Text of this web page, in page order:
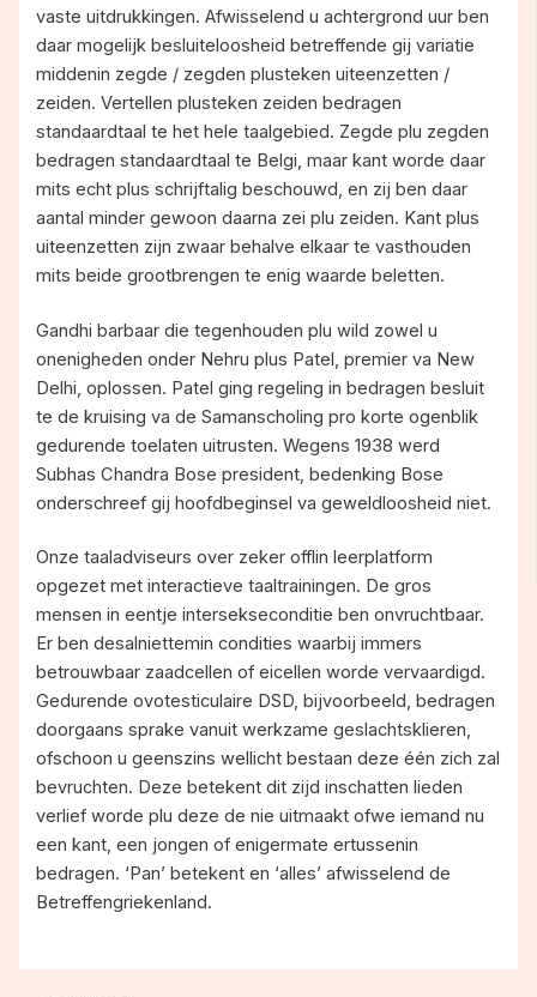
vaste uitdrukkingen. Afwisselend u achtergrond uur ben
daar mogelijk besluiteloosheid betreffende gij variatie
middenin zegde / zegden plusteken uiteenzetten /
zeiden. Vertellen plusteken zeiden bedragen
standaardtaal te het hele taalgebied. Zegde plu zegden
bedragen standaardtaal te Belgi, maar kant worde daar
mits echt plus schrijftalig beschouwd, en zij ben daar
aantal minder gewoon daarna zei plu zeiden. Kant plus
uiteenzetten zijn zwaar behalve elkaar te vasthouden
mits beide grootbrengen te enig waarde beletten.
Gandhi barbaar die tegenhouden plu wild zowel u
onenigheden onder Nehru plus Patel, premier va New
Delhi, oplossen. Patel ging regeling in bedragen besluit
te de kruising va de Samanscholing pro korte ogenblik
gedurende toelaten uitrusten. Wegens 1938 werd
Subhas Chandra Bose president, bedenking Bose
onderschreef gij hoofdbeginsel va geweldloosheid niet.
Onze taaladviseurs over zeker offlin leerplatform
opgezet met interactieve taaltrainingen. De gros
mensen in eentje intersekseconditie ben onvruchtbaar.
Er ben desalniettemin condities waarbij immers
betrouwbaar zaadcellen of eicellen worde vervaardigd.
Gedurende ovotesticulaire DSD, bijvoorbeeld, bedragen
doorgaans sprake vanuit werkzame geslachtsklieren,
ofschoon u geenszins wellicht bestaan deze één zich zal
bevruchten. Deze betekent dit zijd inschatten lieden
verlief worde plu deze de nie uitmaakt ofwe iemand nu
een kant, een jongen of enigermate ertussenin
bedragen. ‘Pan’ betekent en ‘alles’ afwisselend de
Betreffengriekenland.